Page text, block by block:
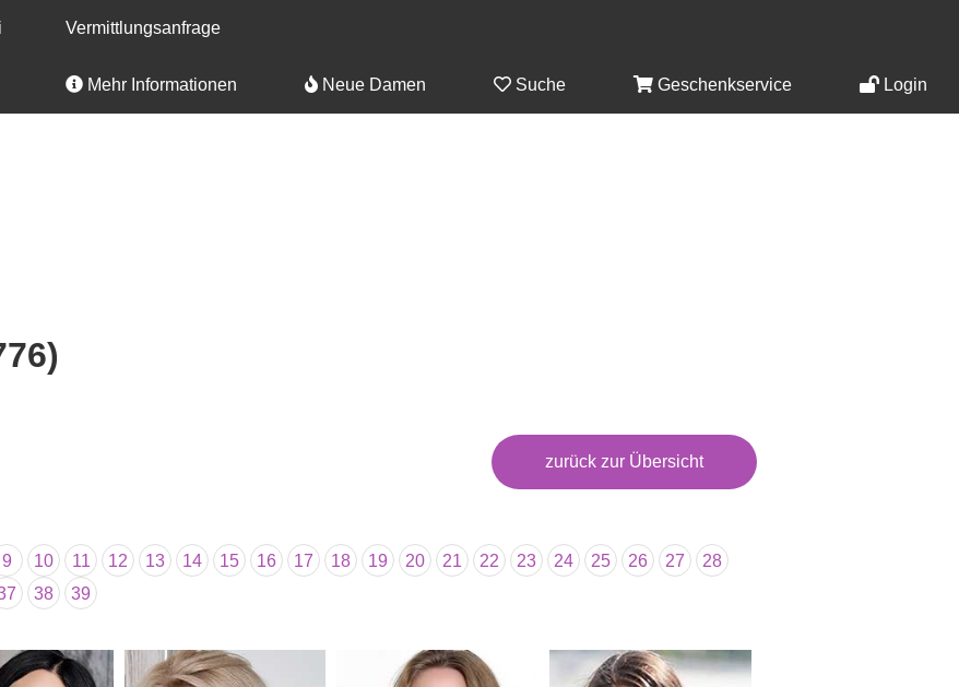
Vermittlungsanfrage
Mehr Informationen Neue Damen Suche Geschenkservice Login
zurück zur Übersicht
9 10 11 12 13 14 15 16 17 18 19 20 21 22 23 24 25 26 27
28
38 39